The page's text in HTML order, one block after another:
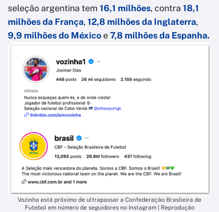
seleção argentina tem 16,1 milhões, contra 18,1
milhões da França, 12,8 milhões da Inglaterra,
9,9 milhões do México e7,8 milhões da Espanha.
Vozinha está próximo de ultrapassar a Confederação Brasileira de
Futebol em número de seguidores no Instagram | Reprodução